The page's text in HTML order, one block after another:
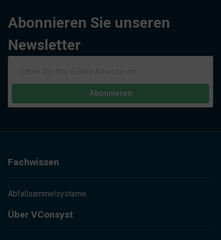
Abonnieren Sie unseren
Newsletter
Abonnieren
Fachwissen
Abfallsammelsysteme
Über VConsyst